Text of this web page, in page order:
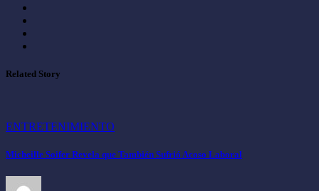
Related Story
ENTRETENIMIENTO
Micheille Soifer Revela que También Sufrió Acoso Laboral